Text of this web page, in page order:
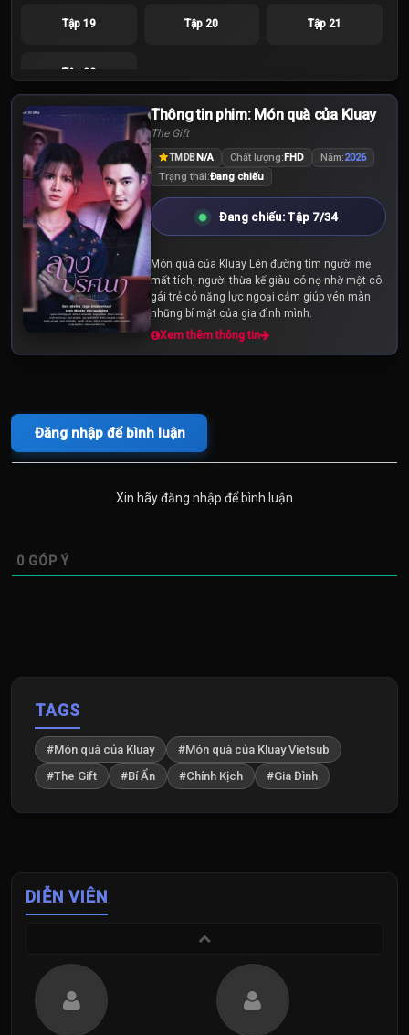
Tập 19 Tập 20 Tập 21
Tập 22
Thông tin phim: Món quà của Kluay
The Gift
TMDBN/A Chất lượng:FHD Năm:2026
Trạng thái:Đang chiếu
Đang chiếu: Tập 7/34
Món quà của Kluay Lên đường tìm người mẹ
mất tích, người thừa kế giàu có nọ nhờ một cô
gái trẻ có năng lực ngoại cảm giúp vén màn
những bí mật của gia đình mình.
Xem thêm thông tin
Đăng nhập để bình luận
Xin hãy đăng nhập để bình luận
0 GÓP Ý
TAGS
#Món quà của Kluay
#Món quà của Kluay Vietsub
#The Gift
#Bí Ẩn #Chính Kịch #Gia Đình
DIỄN VIÊN